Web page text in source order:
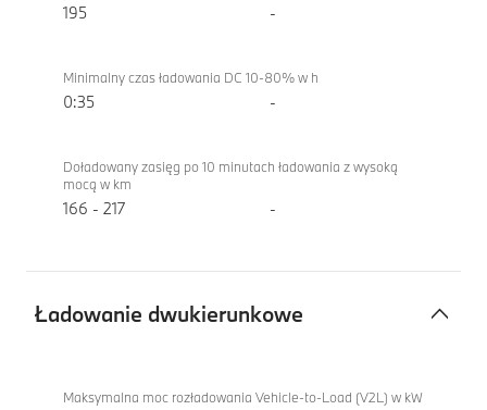
195 -
Minimalny czas ładowania DC 10-80% w h
0:35 -
Doładowany zasięg po 10 minutach ładowania z wysoką
mocą w km
166 - 217 -
Ładowanie dwukierunkowe
dwukierunkowe
xDrive60
Maksymalna moc rozładowania Vehicle-to-Load (V2L) w kW